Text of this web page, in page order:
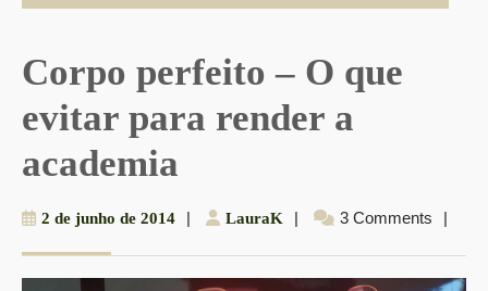
Corpo perfeito – O que
evitar para render a
academia
2 de junho de 20142
| LauraK LauraK
| 3 Comments |